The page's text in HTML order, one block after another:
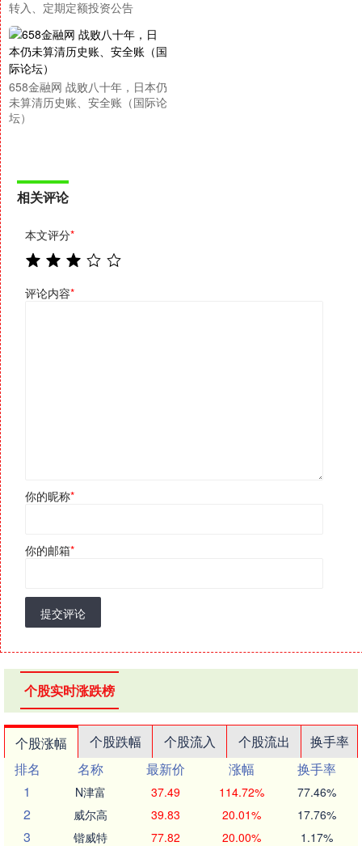
转入、定期定额投资公告
658金融网 战败八十年，日本仍
未算清历史账、安全账（国际论
坛）
相关评论
本文评分*
评论内容*
你的昵称*
你的邮箱*
提交评论
个股实时涨跌榜
个股涨幅 个股跌幅 个股流入 个股流出
换手率
排名
名称 最新价 涨幅
换手率
1
N津富 37.49 114.72% 77.46%
2 威尔高 39.83 20.01% 17.76%
3 锴威特 77.82 20.00% 1.17%